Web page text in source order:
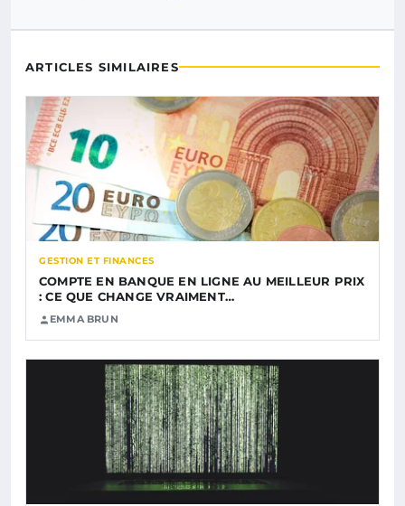
ARTICLES SIMILAIRES
GESTION ET FINANCES
COMPTE EN BANQUE EN LIGNE AU MEILLEUR PRIX
: CE QUE CHANGE VRAIMENT…
EMMA BRUN